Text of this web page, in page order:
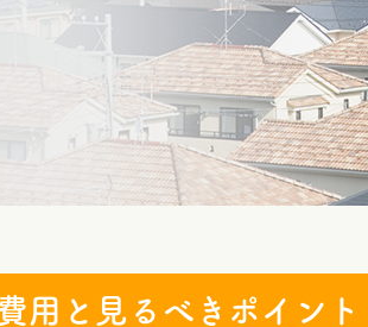
用と見るべきポイント